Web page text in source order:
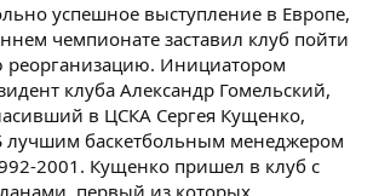
успешное выступление в Европе,
чемпионате заставил клуб пойти
реорганизацию. Инициатором
клуба Александр Гомельский,
в ЦСКА Сергея Кущенко,
лучшим баскетбольным менеджером
2001. Кущенко пришел в клуб с
первый из которых,